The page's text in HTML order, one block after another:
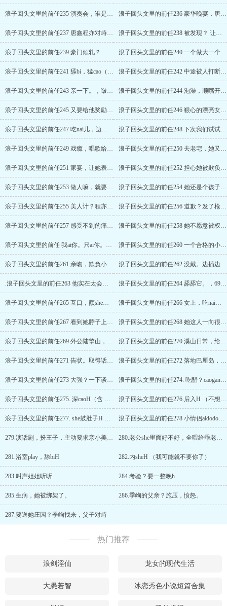
浪子回头文里的前任235 演奏会，谁是他妹妹？被撞见 浪子回头文里的前任236 豪华晚宴，唐鑫到来，他不是不婚主义。
浪子回头文里的前任237 唐鑫程亦对峙。她又撒娇，那我亲亲你？，深吻h。 浪子回头文里的前任238 被发现？ 让老婆有些想了，讨厌的人得好好治治。
浪子回头文里的前任239 豪门倾轧？ 对敌人她向来不会手软。 浪子回头文里的前任240 一个做大一个做小？道德和父ai在打架。解他皮带（程亦h）
浪子回头文里的前任241 舔bi，猛cao（好喜欢cao老婆。程亦H） 浪子回头文里的前任242 中途被人打断，吃醋？内sheH （程亦）
浪子回头文里的前任243 亲一下。，啵啵啵三连击，又吃ru儿（程亦h） 浪子回头文里的前任244 泡澡，顺嘴开撩，他的小青梅？（程亦、季峋）
浪子回头文里的前任245 又要给他奖励？好心态决定一生。有她，他们有大福气了。 浪子回头文里的前任246 狠心的漂亮女人。不止一点欠揍。
浪子回头文里的前任247 吃nai儿，边唆边扯，做一会？h 浪子回头文里的前任248 下次我们试试别的，帮他揉，缠吻，回去开视频？h
浪子回头文里的前任249 戏瘾，唱歌给她听，奖励一个亲亲。 浪子回头文里的前任250 去老宅，她又来了，她就是这样一个可怕的女人
浪子回头文里的前任251 家宴，让她表演？给我按住他！ （三合一） 浪子回头文里的前任252 担心她被欺负，我在家都不能上桌吃饭，虞祖赫哭嚎。
浪子回头文里的前任253 做人嘛，就要大大方方的。，补偿，惊天秘密？ 浪子回头文里的前任254 她还是个孩子啊！趁机夺权才是王道。
浪子回头文里的前任255 美人计？程亦也来了，卖火柴的中登。 浪子回头文里的前任256 道歉？发了枪第一件事就是枪毙她。
浪子回头文里的前任257 感受不到的痛苦不算痛苦。她还是太善良了。 浪子回头文里的前任258 她不愿意被权衡。和他吻得难舍难分（程亦）
浪子回头文里的前任 我ai你。只ai你。永远ai你。（程亦） 浪子回头文里的前任260 一个合格的小三。不要去，她以前是不吃委屈小狗这款的啊
浪子回头文里的前任261 亲吻，欺负小朋友？女朋友不让放水。我可厉害了。 浪子回头文里的前任262 没戴。边插边看。变态 H
.浪子回头文里的前任263 他实在太会亲了。舔bi，主动让他吃，舔喷h 浪子回头文里的前任264 舔舔它。，69 ，互口h
浪子回头文里的前任265 互口，颜she，边亲边插h 浪子回头文里的前任266 女上，吃nai，内sheH（好香，老婆。以后这里都是我的。
浪子回头文里的前任267 看到她脖子上的吻痕。 浪子回头文里的前任268 她这人一向很民主。小小的作死就小小的死。
浪子回头文里的前任269 外公陆擎山，疗养院，长辈们要给她介绍对象？（二合一） 浪子回头文里的前任270 溪山日常，给两个男朋友都分享，时间管理系端水大师。
浪子回头文里的前任271 告状。取得话语权。搞成相亲大会了？ 浪子回头文里的前任272 落地巴厘岛，向导？一只花孔雀。季峋黑脸。
浪子回头文里的前任273 大强？一下谈两个能全怪她吗？冲浪，海边亲吻 浪子回头文里的前任274. 吃醋？caogan，深插HHH
浪子回头文里的前任275. 深caoH（含 吻脚舔脚，接受不了慎入） 浪子回头文里的前任276.后入H （不想忍，想cao老婆）
浪子回头文里的前任277. she鼓肚子H （舔bi，内she） 浪子回头文里的前任278 小情侣aidodo呗。有些变态的就不能玩。
279.演话剧，扮王子，主动要求亲小美？（去他小时候生活的地方） 280.老公she里面好不好，全喂给乖老婆 HHH
281.浴室play，舔biH 282.内sheH （我可能就不要你了）
283.叫声姐姐听听 284.考验？要一整晚h
285.生病，她被绑架了。 286.季峋的父亲？施压，愤怒。
287.要送她庄园？季峋找来，父子对峙
热门推荐
浪剑淫仙 龙女的现代生活
大愚若智 冰恋秀色小说短篇合集